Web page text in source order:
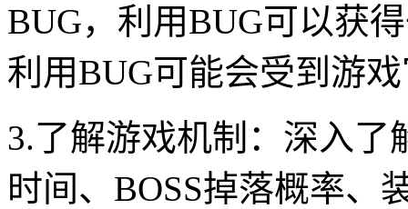
BUG，利用BUG可以获
利用BUG可能会受到游
3.了解游戏机制：深入
时间、BOSS掉落概率、